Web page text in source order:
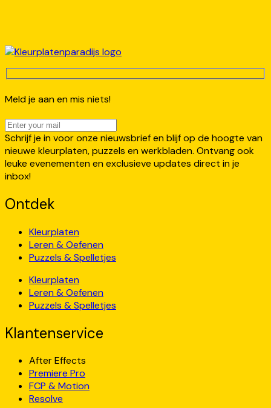
Meld je aan en mis niets!
Schrijf je in voor onze nieuwsbrief en blijf op de hoogte van
nieuwe kleurplaten, puzzels en werkbladen. Ontvang ook
leuke evenementen en exclusieve updates direct in je
inbox!
Ontdek
Kleurplaten
Leren & Oefenen
Puzzels & Spelletjes
Kleurplaten
Leren & Oefenen
Puzzels & Spelletjes
Klantenservice
After Effects
Premiere Pro
FCP & Motion
Resolve